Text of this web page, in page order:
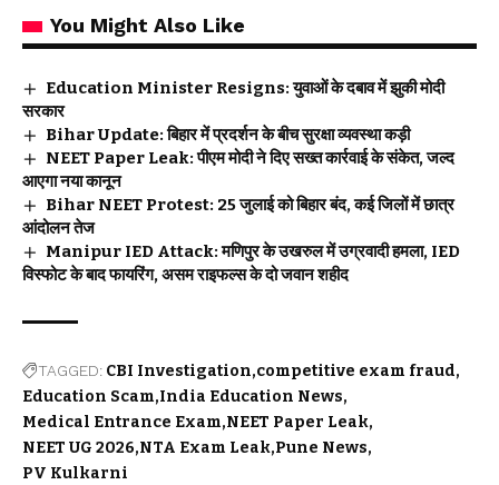
You Might Also Like
Education Minister Resigns: युवाओं के दबाव में झुकी मोदी
सरकार
Bihar Update: बिहार में प्रदर्शन के बीच सुरक्षा व्यवस्था कड़ी
NEET Paper Leak: पीएम मोदी ने दिए सख्त कार्रवाई के संकेत, जल्द
आएगा नया कानून
Bihar NEET Protest: 25 जुलाई को बिहार बंद, कई जिलों में छात्र
आंदोलन तेज
Manipur IED Attack: मणिपुर के उखरुल में उग्रवादी हमला, IED
विस्फोट के बाद फायरिंग, असम राइफल्स के दो जवान शहीद
TAGGED: CBI Investigation competitive exam fraud
Education Scam India Education News
Medical Entrance Exam NEET Paper Leak
NEET UG 2026 NTA Exam Leak Pune News
PV Kulkarni